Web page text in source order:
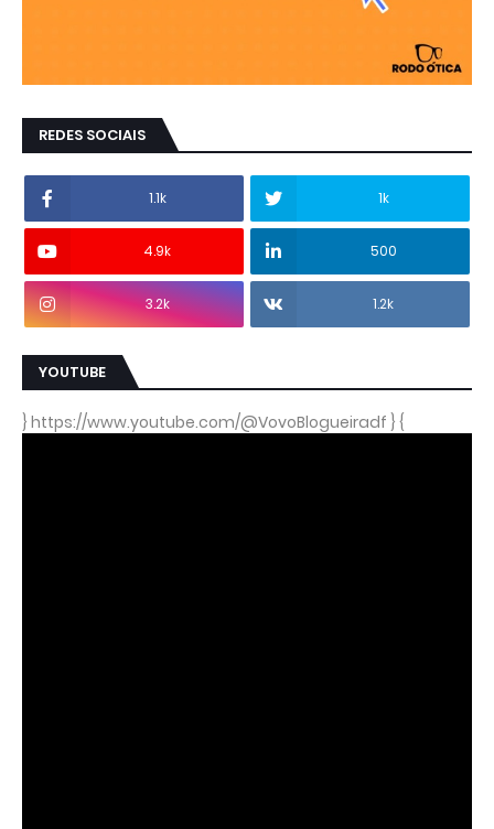
REDES SOCIAIS
1.1k 1k
4.9k 500
3.2k 1.2k
YOUTUBE
} https://www.youtube.com/@VovoBlogueiradf } {